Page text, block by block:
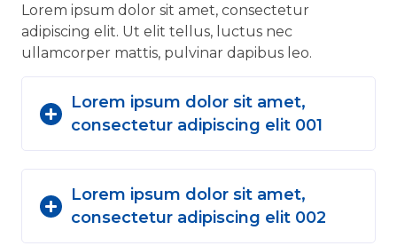
Lorem ipsum dolor sit amet, consectetur
adipiscing elit. Ut elit tellus, luctus nec
ullamcorper mattis, pulvinar dapibus leo.
Lorem ipsum dolor sit amet,
consectetur adipiscing elit 001
Lorem ipsum dolor sit amet,
consectetur adipiscing elit 002